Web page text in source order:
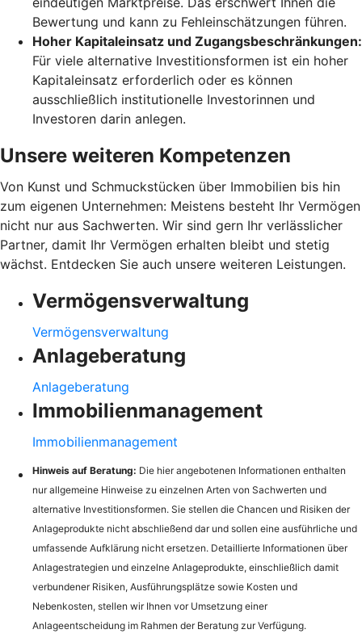
Bewertung und kann zu Fehleinschätzungen führen.
Hoher Kapitaleinsatz und Zugangsbeschränkungen:
Für viele alternative Investitionsformen ist ein hoher
Kapitaleinsatz erforderlich oder es können
ausschließlich institutionelle Investorinnen und
Investoren darin anlegen.
Unsere weiteren Kompetenzen
Von Kunst und Schmuckstücken über Immobilien bis hin
zum eigenen Unternehmen: Meistens besteht Ihr Vermögen
nicht nur aus Sachwerten. Wir sind gern Ihr verlässlicher
Partner, damit Ihr Vermögen erhalten bleibt und stetig
wächst. Entdecken Sie auch unsere weiteren Leistungen.
Vermögensverwaltung
Vermögensverwaltung
Anlageberatung
Anlageberatung
Immobilienmanagement
Immobilienmanagement
Hinweis auf Beratung: Die hier angebotenen Informationen enthalten
nur allgemeine Hinweise zu einzelnen Arten von Sachwerten und
alternative Investitionsformen. Sie stellen die Chancen und Risiken der
Anlageprodukte nicht abschließend dar und sollen eine ausführliche und
umfassende Aufklärung nicht ersetzen. Detaillierte Informationen über
Anlagestrategien und einzelne Anlageprodukte, einschließlich damit
verbundener Risiken, Ausführungsplätze sowie Kosten und
Nebenkosten, stellen wir Ihnen vor Umsetzung einer
Anlageentscheidung im Rahmen der Beratung zur Verfügung.